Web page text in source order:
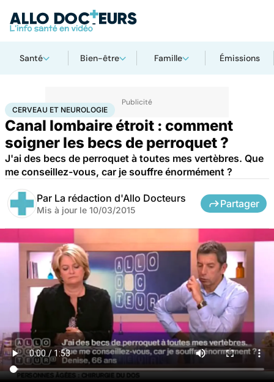
Santé Bien-être Famille Émissions
AccueilSantéMaladiesCerveau et neurologie
CERVEAU ET NEUROLOGIE
Canal lombaire étroit : comment
soigner les becs de perroquet ?
J'ai des becs de perroquet à toutes mes vertèbres. Que
me conseillez-vous, car je souffre énormément ?
Par La rédaction d'Allo Docteurs
Mis à jour le 10/03/2015
Partager